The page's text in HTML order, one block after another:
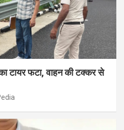
टायर फटा, वाहन की टक्कर से